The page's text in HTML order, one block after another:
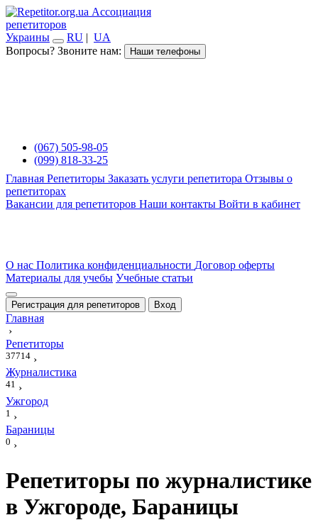
Ассоциация
репетиторов
Украины
RU | UA
Вопросы? Звоните нам:
Наши телефоны
(067) 505-98-05
(099) 818-33-25
Главная Репетиторы Заказать услуги репетитора Отзывы о
репетиторах
Вакансии для репетиторов Наши контакты Войти в кабинет
О нас Политика конфиденциальности Договор оферты
Материалы для учебы Учебные статьи
Регистрация для репетиторов Вход
Главная
›
Репетиторы
37714 ›
Журналистика
41 ›
Ужгород
1 ›
Бараницы
0 ›
Репетиторы по журналистике
в Ужгороде, Бараницы